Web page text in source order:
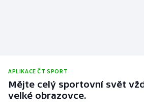
APLIKACE ČT SPORT
Mějte celý sportovní svět
velké obrazovce.